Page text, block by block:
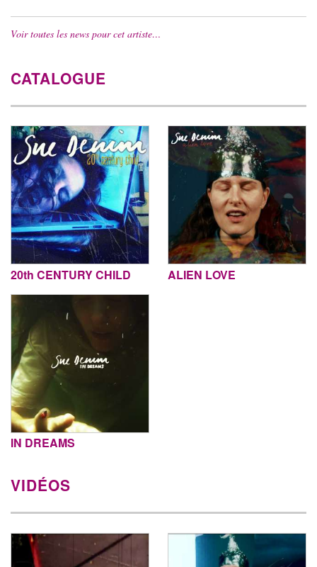
Voir toutes les news pour cet artiste…
CATALOGUE
20th CENTURY CHILD ALIEN LOVE
IN DREAMS
VIDÉOS